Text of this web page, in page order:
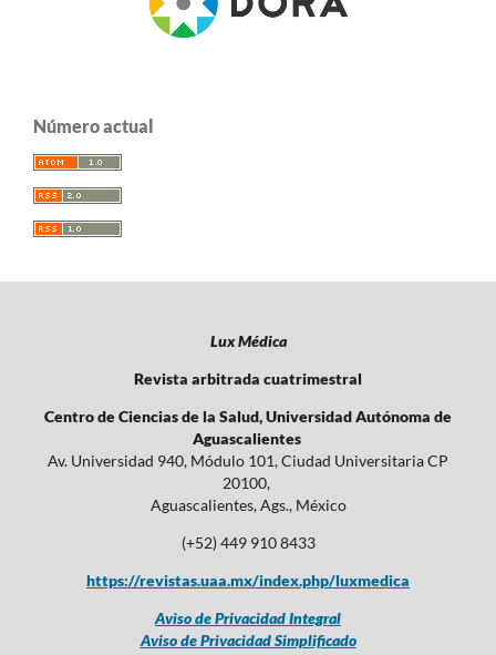
Número actual
Lux Médica
Revista arbitrada cuatrimestral
Centro de Ciencias de la Salud, Universidad Autónoma de
Aguascalientes
Av. Universidad 940, Módulo 101, Ciudad Universitaria CP
20100,
Aguascalientes, Ags., México
(+52) 449 910 8433
https://revistas.uaa.mx/index.php/luxmedica
Aviso de Privacidad Integral
Aviso de Privacidad Simplificado